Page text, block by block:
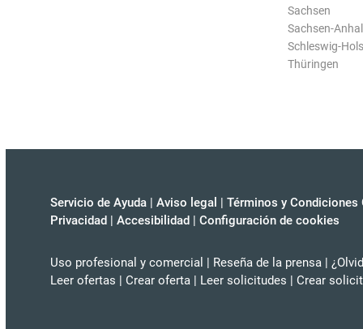
Sachsen
Sachsen-
Schleswig-
Thüringen
Servicio de Ayuda | Aviso legal | Términos y Condiciones
Privacidad | Accesibilidad | Configuración de cookies
Uso profesional y comercial | Reseña de la prensa |
Leer ofertas | Crear oferta | Leer solicitudes | Crear